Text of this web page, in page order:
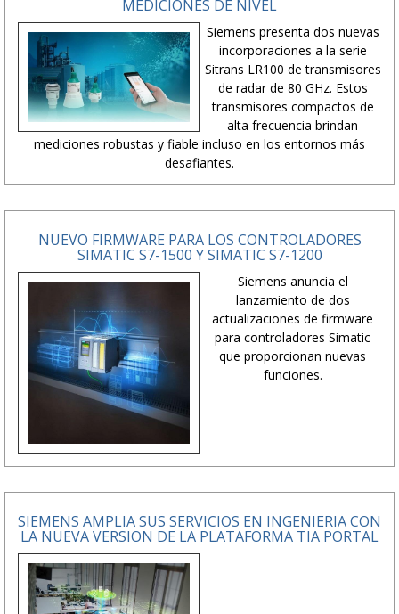
MEDICIONES DE NIVEL
Siemens presenta dos nuevas
incorporaciones a la serie
Sitrans LR100 de transmisores
de radar de 80 GHz. Estos
transmisores compactos de
alta frecuencia brindan
mediciones robustas y fiable incluso en los entornos más
desafiantes.
NUEVO FIRMWARE PARA LOS CONTROLADORES
SIMATIC S7-1500 Y SIMATIC S7-1200
Siemens anuncia el
lanzamiento de dos
actualizaciones de firmware
para controladores Simatic
que proporcionan nuevas
funciones.
SIEMENS AMPLIA SUS SERVICIOS EN INGENIERIA CON
LA NUEVA VERSION DE LA PLATAFORMA TIA PORTAL